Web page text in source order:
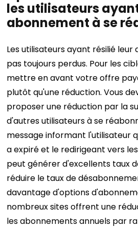
les utilisateurs
abonnement à se
Les utilisateurs ayant résilié
pas toujours perdus. Pour les
mettre en avant votre offre
plutôt qu'une réduction. Vous
proposer une réduction par la
d'autres utilisateurs à se
message informant l'utilisateur
a expiré et le redirigeant vers
peut générer d'excellents taux
réduire le taux de
davantage d'options
nombreux sites offrent une
les abonnements annuels par